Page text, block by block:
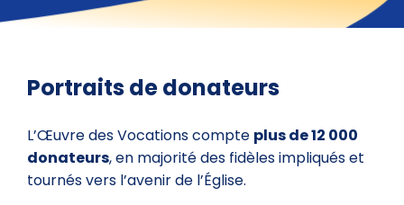
Portraits de donateurs
L’Œuvre des Vocations compte plus de 12 000
donateurs, en majorité des fidèles impliqués et
tournés vers l’avenir de l’Église.